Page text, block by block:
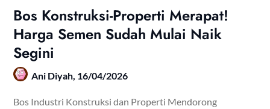
Bos Konstruksi-Properti Merapat!
Harga Semen Sudah Mulai Naik
Segini
Ani Diyah, 16/04/2026
Bos Industri Konstruksi dan Properti Mendorong